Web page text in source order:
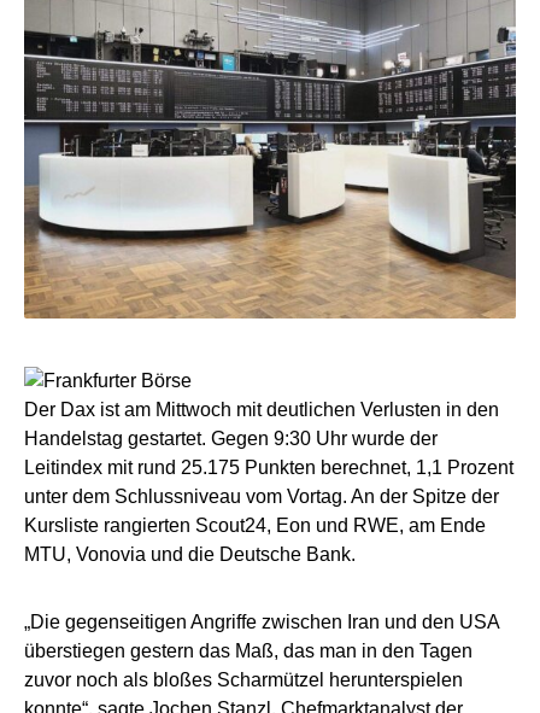
Der Dax ist am Mittwoch mit deutlichen Verlusten in den
Handelstag gestartet. Gegen 9:30 Uhr wurde der
Leitindex mit rund 25.175 Punkten berechnet, 1,1 Prozent
unter dem Schlussniveau vom Vortag. An der Spitze der
Kursliste rangierten Scout24, Eon und RWE, am Ende
MTU, Vonovia und die Deutsche Bank.
„Die gegenseitigen Angriffe zwischen Iran und den USA
überstiegen gestern das Maß, das man in den Tagen
zuvor noch als bloßes Scharmützel herunterspielen
konnte“, sagte Jochen Stanzl, Chefmarktanalyst der